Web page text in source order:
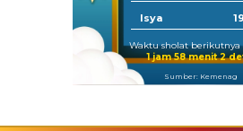
Isya
Waktu sholat berikutnya
1 jam 58 menit 0
Sumber: Kemenag